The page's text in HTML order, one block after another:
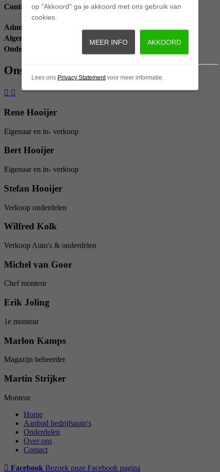
Contactgegevens
Administratie
Algemeen
0528 - 24 01 69
info@cenjautos.nl
Onderdelen
Ons team
Rene Hooijer
Eigenaar en in- verkoop
Bert Hooijer
Eigenaar en in- verkoop
Stefan Hooijer
Verkoop onderdelen
Wilfred Kolk
Verkoop Auto's & onderdelen
Michel van Goor
Chef monteur
Erik Joling
1e monteur
Marlon Kamps
Magazijn beheerder
Martin Strijker
Monteur
Home
Aanbod bedrijfsauto's
Onderdelen
Over ons
Contact
Facebook Bezoek onze Facebook pagina
op "Akkoord" ga je akkoord met ons gebruik van
cookies.
AKKOORD
MEER INFO
Lees ons Privacy Statementvoor meer informatie.